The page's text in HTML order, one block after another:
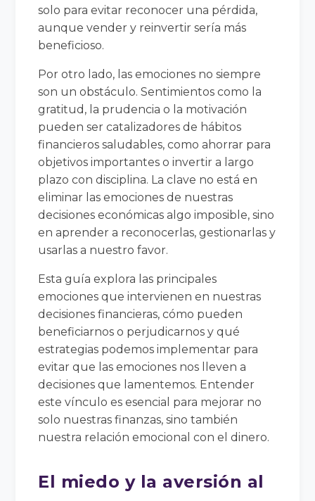
solo para evitar reconocer una pérdida,
aunque vender y reinvertir sería más
beneficioso.
Por otro lado, las emociones no siempre
son un obstáculo. Sentimientos como la
gratitud, la prudencia o la motivación
pueden ser catalizadores de hábitos
financieros saludables, como ahorrar para
objetivos importantes o invertir a largo
plazo con disciplina. La clave no está en
eliminar las emociones de nuestras
decisiones económicas algo imposible, sino
en aprender a reconocerlas, gestionarlas y
usarlas a nuestro favor.
Esta guía explora las principales
emociones que intervienen en nuestras
decisiones financieras, cómo pueden
beneficiarnos o perjudicarnos y qué
estrategias podemos implementar para
evitar que las emociones nos lleven a
decisiones que lamentemos. Entender
este vínculo es esencial para mejorar no
solo nuestras finanzas, sino también
nuestra relación emocional con el dinero.
El miedo y la aversión al